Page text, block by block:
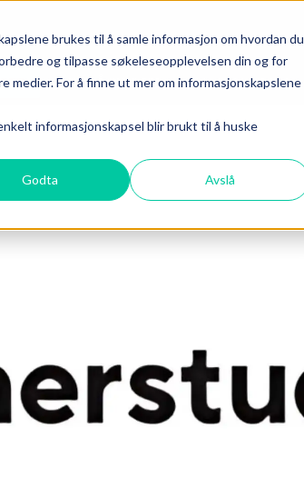
brukes til å samle informasjon om hvordan du
og tilpasse søkeleseopplevelsen din og for
For å finne ut mer om informasjonskapslene
informasjonskapsel blir brukt til å huske
Godta Avslå
BYRÅGUIDEN KAMPANJE TV